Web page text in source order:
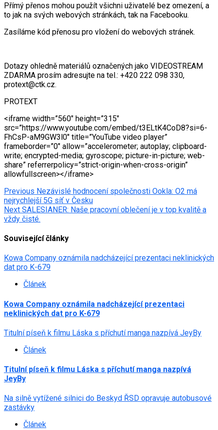
Přímý přenos mohou použít všichni uživatelé bez omezení, a
to jak na svých webových stránkách, tak na Facebooku.
Zasíláme kód přenosu pro vložení do webových stránek.
Dotazy ohledně materiálů označených jako VIDEOSTREAM
ZDARMA prosím adresujte na tel.: +420 222 098 330,
protext@ctk.cz.
PROTEXT
<iframe width=”560″ height=”315″
src=”https://www.youtube.com/embed/t3ELtK4CoD8?si=6-
FhCsP-aM9GW3l0″ title=”YouTube video player”
frameborder=”0″ allow=”accelerometer; autoplay; clipboard-
write; encrypted-media; gyroscope; picture-in-picture; web-
share” referrerpolicy=”strict-origin-when-cross-origin”
allowfullscreen></iframe>
Post
navigation
Previous Nezávislé hodnocení společnosti Ookla: O2 má
nejrychlejší 5G síť v Česku
Next SALESIANER: Naše pracovní oblečení je v top kvalitě a
vždy čisté.
Související články
Kowa Company oznámila nadcházející prezentaci neklinických
dat pro K-679
Článek
Kowa Company oznámila nadcházející prezentaci
neklinických dat pro K-679
Titulní píseň k filmu Láska s příchutí manga nazpívá JeyBy
Článek
Titulní píseň k filmu Láska s příchutí manga nazpívá
JeyBy
Na silně vytížené silnici do Beskyd ŘSD opravuje autobusové
zastávky
Článek